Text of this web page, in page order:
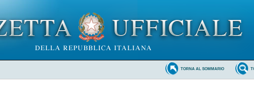
TORNA AL SOMMARIO